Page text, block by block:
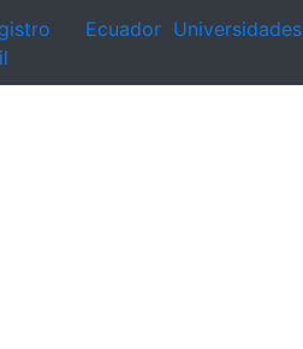
Ecuador Universidades